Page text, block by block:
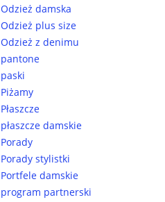
Odzież damska
Odzież plus size
Odzież z denimu
pantone
paski
Piżamy
Płaszcze
płaszcze damskie
Porady
Porady stylistki
Portfele damskie
program partnerski